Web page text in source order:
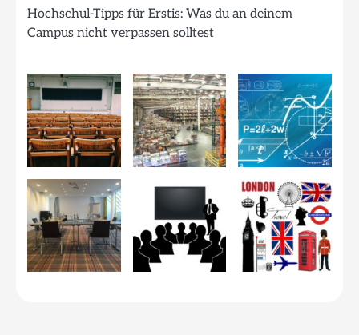
Hochschul-Tipps für Erstis: Was du an deinem
Campus nicht verpassen solltest